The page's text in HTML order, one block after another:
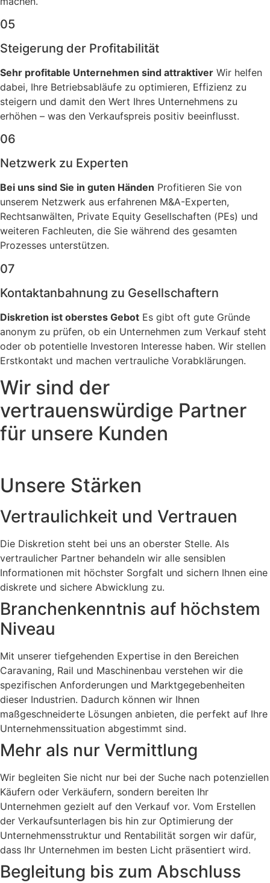
05
Steigerung der Profitabilität
Sehr profitable Unternehmen sind attraktiver Wir helfen
dabei, Ihre Betriebsabläufe zu optimieren, Effizienz zu
steigern und damit den Wert Ihres Unternehmens zu
erhöhen – was den Verkaufspreis positiv beeinflusst.
06
Netzwerk zu Experten
Bei uns sind Sie in guten Händen Profitieren Sie von
unserem Netzwerk aus erfahrenen M&A-Experten,
Rechtsanwälten, Private Equity Gesellschaften (PEs) und
weiteren Fachleuten, die Sie während des gesamten
Prozesses unterstützen.
07
Kontaktanbahnung zu Gesellschaftern
Diskretion ist oberstes Gebot Es gibt oft gute Gründe
anonym zu prüfen, ob ein Unternehmen zum Verkauf steht
oder ob potentielle Investoren Interesse haben. Wir stellen
Erstkontakt und machen vertrauliche Vorabklärungen.
Wir sind der
vertrauenswürdige Partner
für unsere Kunden
Unsere Stärken
Vertraulichkeit und Vertrauen
Die Diskretion steht bei uns an oberster Stelle. Als
vertraulicher Partner behandeln wir alle sensiblen
Informationen mit höchster Sorgfalt und sichern Ihnen eine
diskrete und sichere Abwicklung zu.
Branchenkenntnis auf höchstem
Niveau
Mit unserer tiefgehenden Expertise in den Bereichen
Caravaning, Rail und Maschinenbau verstehen wir die
spezifischen Anforderungen und Marktgegebenheiten
dieser Industrien. Dadurch können wir Ihnen
maßgeschneiderte Lösungen anbieten, die perfekt auf Ihre
Unternehmenssituation abgestimmt sind.
Mehr als nur Vermittlung
Wir begleiten Sie nicht nur bei der Suche nach potenziellen
Käufern oder Verkäufern, sondern bereiten Ihr
Unternehmen gezielt auf den Verkauf vor. Vom Erstellen
der Verkaufsunterlagen bis hin zur Optimierung der
Unternehmensstruktur und Rentabilität sorgen wir dafür,
dass Ihr Unternehmen im besten Licht präsentiert wird.
Begleitung bis zum Abschluss